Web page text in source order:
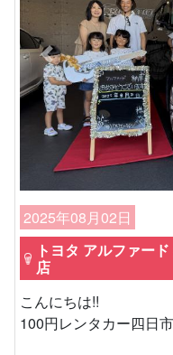
Previous
2025年08月02日
トヨタ アルファー
店
こんにちは!!
100円レンタカー四日